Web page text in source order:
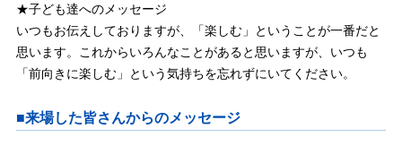
★子ども達へのメッセージ
いつもお伝えしておりますが、「楽しむ」ということが一番だと
思います。これからいろんなことがあると思いますが、いつも
「前向きに楽しむ」という気持ちを忘れずにいてください。
■来場した皆さんからのメッセージ